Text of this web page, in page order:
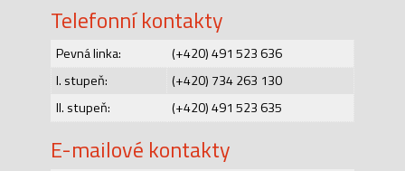
Telefonní kontakty
Pevná linka:
(+420) 491 523 636
I. stupeň:
(+420) 734 263 130
II. stupeň:
(+420) 491 523 635
E-mailové kontakty